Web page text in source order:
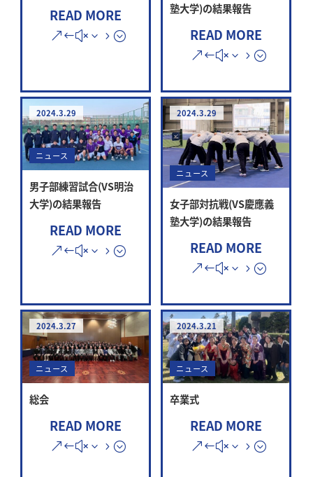
READ MORE
塾大学)の結果報告
READ MORE
2024.3.29
ニュース
男子部練習試合(VS明治
大学)の結果報告
READ MORE
2024.3.29
ニュース
女子部対抗戦(VS慶應義
塾大学)の結果報告
READ MORE
2024.3.27
ニュース
総会
READ MORE
2024.3.21
ニュース
卒業式
READ MORE